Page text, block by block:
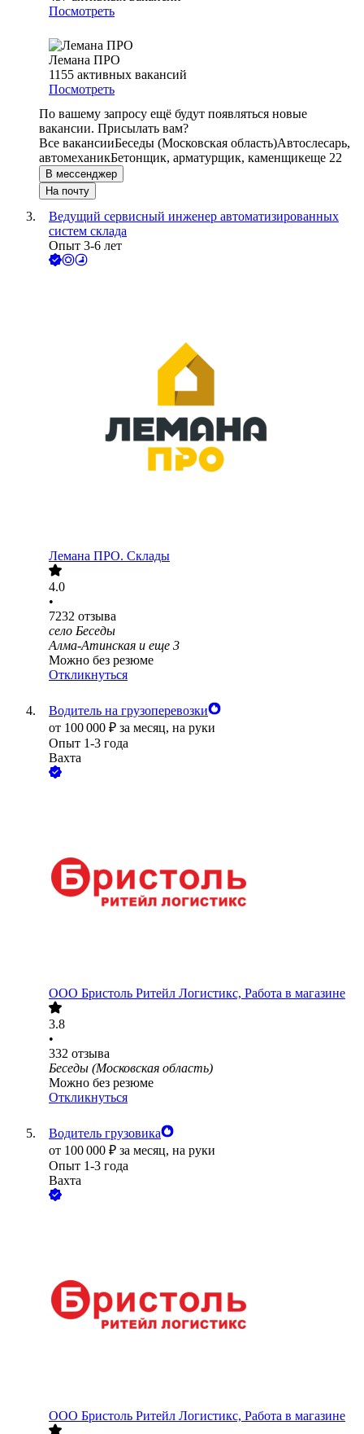
Посмотреть
Лемана ПРО
1155 активных вакансий
Посмотреть
По вашему запросу ещё будут появляться новые
вакансии. Присылать вам?
Все вакансииБеседы (Московская область)Автослесарь,
автомеханикБетонщик, арматурщик, каменщикеще 22
В мессенджер
На почту
Ведущий сервисный инженер автоматизированных
систем склада
Опыт 3-6 лет
Лемана ПРО. Склады
4.0
•
7232 отзыва
село Беседы
Алма-Атинская и еще 3
Можно без резюме
Откликнуться
Водитель на грузоперевозки
от 100 000 ₽ за месяц, на руки
Опыт 1-3 года
Вахта
ООО Бристоль Ритейл Логистикс, Работа в магазине
3.8
•
332 отзыва
Беседы (Московская область)
Можно без резюме
Откликнуться
Водитель грузовика
от 100 000 ₽ за месяц, на руки
Опыт 1-3 года
Вахта
ООО Бристоль Ритейл Логистикс, Работа в магазине